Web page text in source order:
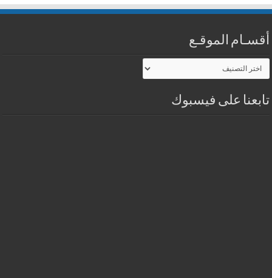
أقسـام الموقـع
أقسـام
الموقـع
تابعنا على فيسبوك